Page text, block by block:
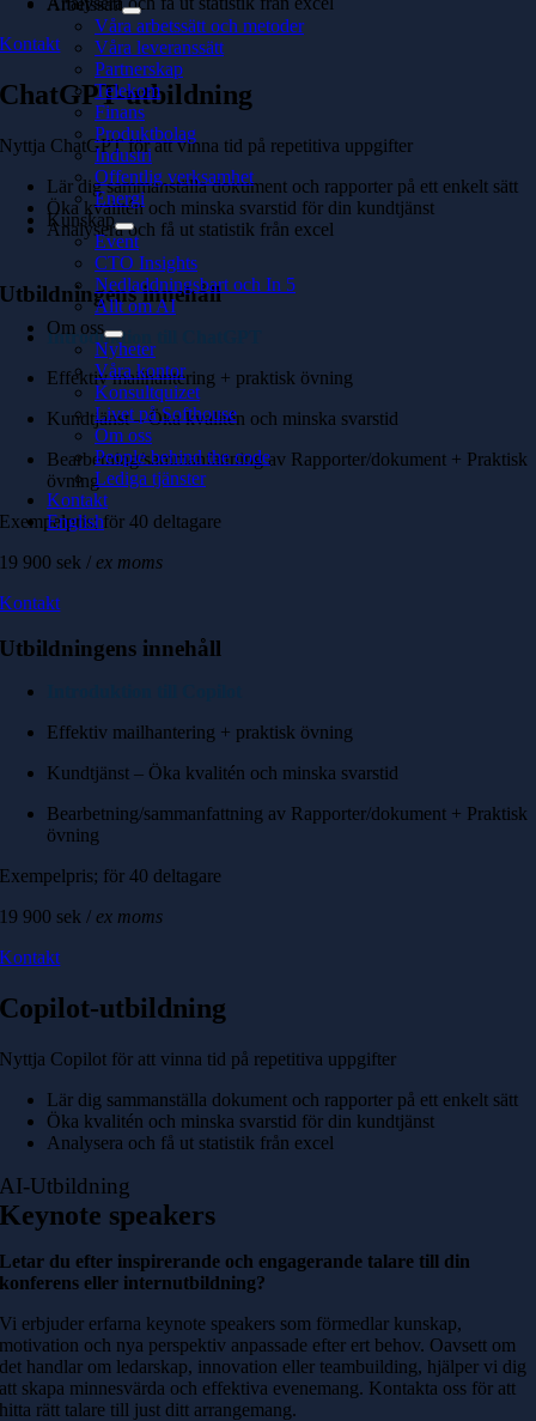
Arbetssätt
Våra arbetssätt och metoder
Våra leveranssätt
Partnerskap
Telekom
Finans
Produktbolag
Industri
Offentlig verksamhet
Energi
Kunskap
Event
CTO Insights
Nedladdningsbart och In 5
Allt om AI
Om oss
Nyheter
Våra kontor
Konsultquizet
Livet på Softhouse
Om oss
People behind the code
Lediga tjänster
Kontakt
English
Kontakt
ChatGPT-utbildning
Nyttja ChatGPT för att vinna tid på repetitiva uppgifter
Lär dig sammanställa dokument och rapporter på ett enkelt sätt
Öka kvalitén och minska svarstid för din kundtjänst
Analysera och få ut statistik från excel
Utbildningens innehåll
Introduktion till ChatGPT
Effektiv mailhantering + praktisk övning
Kundtjänst – Öka kvalitén och minska svarstid
Bearbetning/sammanfattning av Rapporter/dokument + Praktisk
övning
Exempelpris; för 40 deltagare
19 900 sek /ex moms
Kontakt
Utbildningens innehåll
Effektiv mailhantering + praktisk övning
Kundtjänst – Öka kvalitén och minska svarstid
Bearbetning/sammanfattning av Rapporter/dokument + Praktisk
övning
Exempelpris; för 40 deltagare
19 900 sek /ex moms
Kontakt
Copilot-utbildning
Nyttja Copilot för att vinna tid på repetitiva uppgifter
Lär dig sammanställa dokument och rapporter på ett enkelt sätt
Öka kvalitén och minska svarstid för din kundtjänst
Analysera och få ut statistik från excel
AI-Utbildning
Keynote speakers
Letar du efter inspirerande och engagerande talare till din
konferens eller internutbildning?
Vi erbjuder erfarna keynote speakers som förmedlar kunskap,
motivation och nya perspektiv anpassade efter ert behov. Oavsett om
det handlar om ledarskap, innovation eller teambuilding, hjälper vi dig
att skapa minnesvärda och effektiva evenemang. Kontakta oss för att
hitta rätt talare till just ditt arrangemang.